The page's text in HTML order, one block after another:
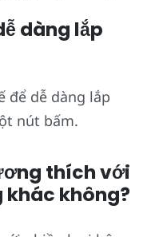
dàng lắp
để dễ dàng lắp
nút bấm.
thích với
khác không?